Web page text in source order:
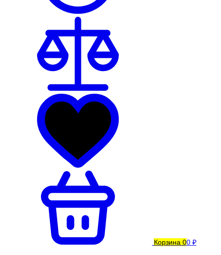
Корзина 00 ₽